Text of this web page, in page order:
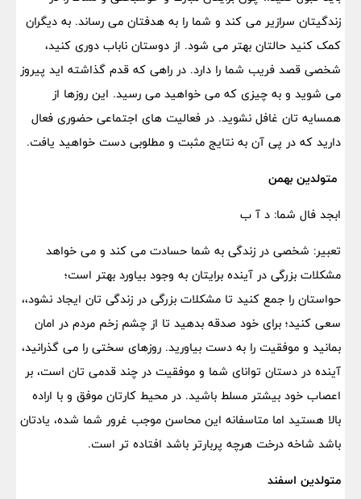
زندگیتان سرازیر می کند و شما را به هدفتان می رساند. به دیگران
کمک کنید حالتان بهتر می شود. از دوستان ناباب دوری کنید،
شخصی قصد فریب شما را دارد. در راهی که قدم گذاشته اید پیروز
می شوید و به چیزی که می خواهید می رسید. این روزها از
همسایه تان غافل نشوید. در فعالیت های اجتماعی حضوری فعال
دارید که در پی آن به نتایج مثبت و مطلوبی دست خواهید یافت.
متولدین بهمن
ابجد فال شما: د آ ب
تعبیر: شخصی در زندگی به شما حسادت می کند و می خواهد
مشکلات بزرگی در آینده برایتان به وجود بیاورد بهتر است؛
حواستان را جمع کنید تا مشکلات بزرگی در زندگی تان ایجاد نشود،،
سعی کنید؛ برای خود صدقه بدهید تا از چشم زخم مردم در امان
بمانید و موفقیت را به دست بیاورید. روزهای سختی را می گذرانید،
آینده در دستان توانای شما و موفقیت در چند قدمی تان است، بر
اعصاب خود بیشتر مسلط باشید. در محیط کارتان موفق و با اراده
بالا هستید اما متاسفانه این محاسن موجب غرور شما شده، یادتان
باشد شاخه درخت هرچه پربارتر باشد افتاده تر است.
متولدین اسفند